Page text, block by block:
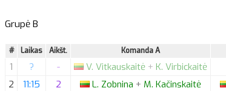
Grupė B
# Laikas Aikšt. Komanda A
1 ? - V. Vitkauskaitė + K. Virbickaitė
2
11:15 2 L. Zobnina + M. Kačinskaitė